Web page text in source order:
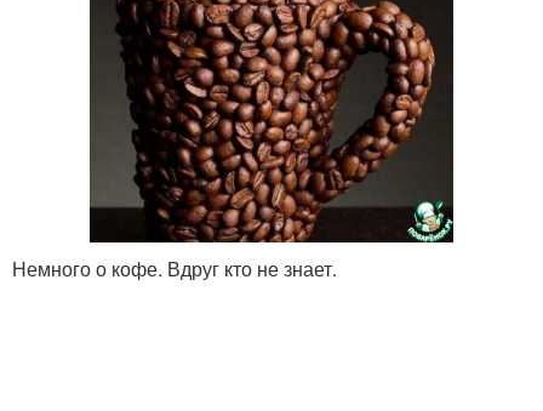
Немного о кофе. Вдруг кто не знает.